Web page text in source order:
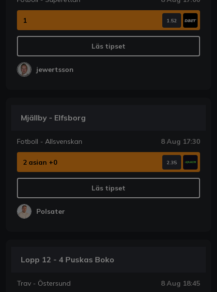
1 1.52
Läs tipset
jewertsson
Mjällby - Elfsborg
Fotboll - Allsvenskan 8 Aug 17:30
2 asian +0 2.35
Läs tipset
Polsater
Lopp 12 - 4 Puskas Boko
Trav - Östersund 8 Aug 18:45